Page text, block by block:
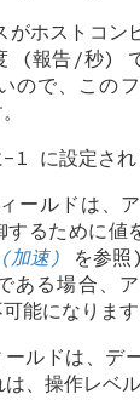
がホストコン
(報告/秒)
ので、この
1 に設定され
ールドは、
るために値
加速)
を参
る場合、
能になります
ールドは、デ
、操作レベ